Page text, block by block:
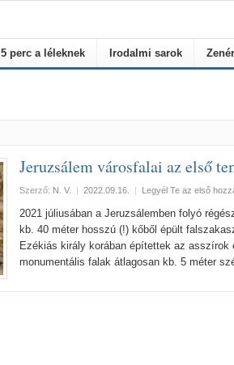
5 perc a léleknek Irodalmi sarok
Jeruzsálem városfalai az első
Szerző: N. V. | 2022.09.16. | Legyél Te az első
2021 júliusában a Jeruzsálemben folyó
kb. 40 méter hosszú (!) kőből épült
Ezékiás király korában építettek az asszírok
monumentális falak átlagosan kb. 5 méter